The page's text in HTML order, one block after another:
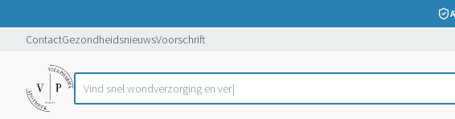
ContactGezondheidsnieuwsVoorschrift
Product, merk, categorie...
Vi